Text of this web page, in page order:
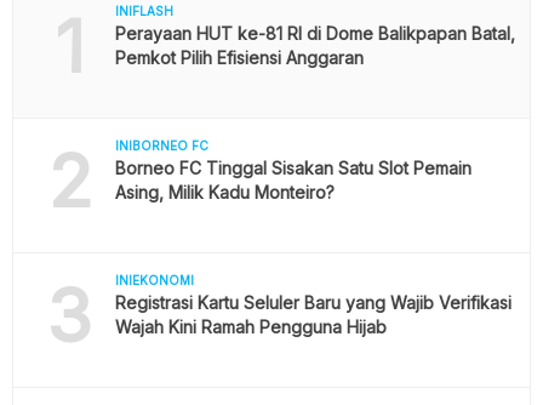
1 INIFLASH
Perayaan HUT ke-81 RI di Dome Balikpapan Batal,
Pemkot Pilih Efisiensi Anggaran
2 INIBORNEO FC
Borneo FC Tinggal Sisakan Satu Slot Pemain
Asing, Milik Kadu Monteiro?
3 INIEKONOMI
Registrasi Kartu Seluler Baru yang Wajib Verifikasi
Wajah Kini Ramah Pengguna Hijab